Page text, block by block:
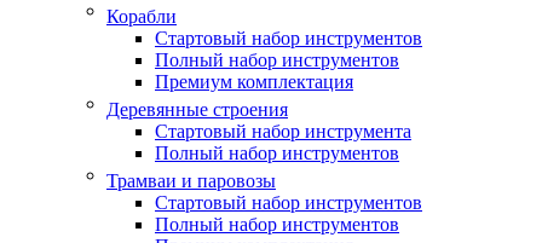
Корабли
Стартовый набор инструментов
Полный набор инструментов
Премиум комплектация
Деревянные строения
Стартовый набор инструмента
Полный набор инструментов
Трамваи и паровозы
Стартовый набор инструментов
Полный набор инструментов